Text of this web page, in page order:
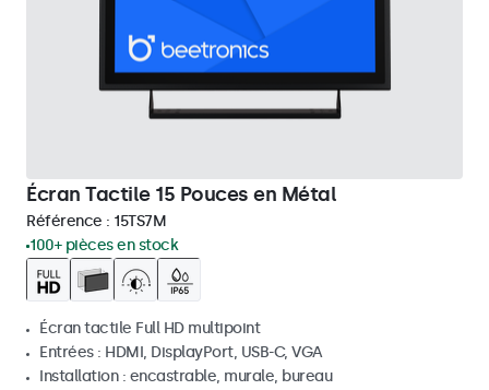
Écran Tactile 15 Pouces en Métal
Référence : 15TS7M
100+ pièces en stock
Écran tactile Full HD multipoint
Entrées : HDMI, DisplayPort, USB-C, VGA
Installation : encastrable, murale, bureau